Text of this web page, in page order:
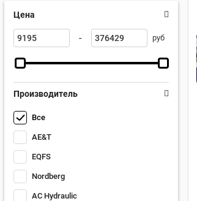
Цена
- руб
Производитель
Все
AE&T
EQFS
Nordberg
AC Hydraulic